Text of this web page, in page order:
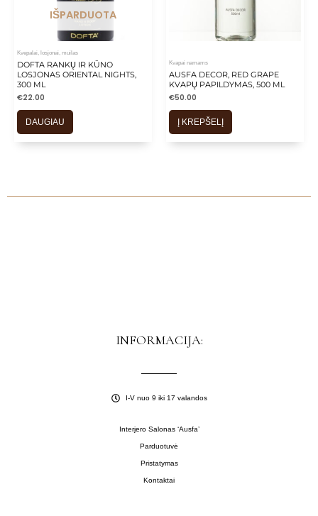
IŠPARDUOTA
Kvepalai, losjonai, muilas
DOFTA RANKŲ IR KŪNO
LOSJONAS ORIENTAL NIGHTS,
300 ML
€22.00
DAUGIAU
Kvapai namams
AUSFA DECOR, RED GRAPE
KVAPŲ PAPILDYMAS, 500 ML
€50.00
Į KREPŠELĮ
INFORMACIJA:
I-V nuo 9 iki 17 valandos
Interjero Salonas ‘Ausfa’
Parduotuvė
Pristatymas
Kontaktai